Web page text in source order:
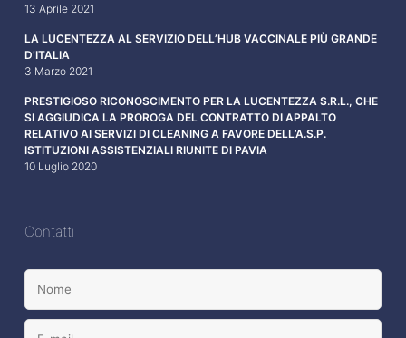
13 Aprile 2021
LA LUCENTEZZA AL SERVIZIO DELL’HUB VACCINALE PIÙ GRANDE
D’ITALIA
3 Marzo 2021
PRESTIGIOSO RICONOSCIMENTO PER LA LUCENTEZZA S.R.L., CHE
SI AGGIUDICA LA PROROGA DEL CONTRATTO DI APPALTO
RELATIVO AI SERVIZI DI CLEANING A FAVORE DELL’A.S.P.
ISTITUZIONI ASSISTENZIALI RIUNITE DI PAVIA
10 Luglio 2020
Contatti